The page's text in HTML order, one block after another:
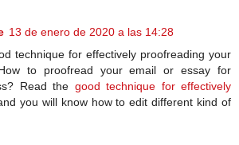
13 de enero de 2020 a las 14:28
technique for effectively proofreading your
to proofread your email or essay for
Read the good technique for effectively
you will know how to edit different kind of